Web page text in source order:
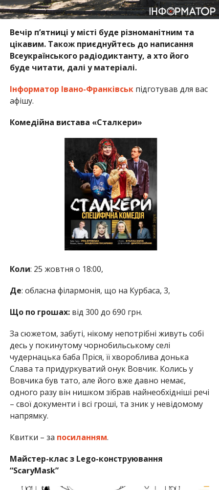
Вечір п’ятниці у місті буде різноманітним та
цікавим. Також приєднуйтесь до написання
Всеукраїнського радіодиктанту, а хто його
буде читати, далі у матеріалі.
Інформатор Івано-Франківськпідготував для вас
афішу.
Комедійна вистава «Сталкери»
Коли: 25 жовтня о 18:00,
Де: обласна філармонія, що на Курбаса, 3,
Що по грошах:від 300 до 690 грн.
За сюжетом, забуті, нікому непотрібні живуть собі
десь у покинутому чорнобильському селі
чудернацька баба Пріся, її хвороблива донька
Слава та придуркуватий онук Вовчик. Колись у
Вовчика був тато, але його вже давно немає,
одного разу він нишком зібрав найнеобхідніші речі
– свої документи і всі гроші, та зник у невідомому
напрямку.
Квитки – за посиланням.
Майстер-клас з Lego-конструювання
“ScaryMask”